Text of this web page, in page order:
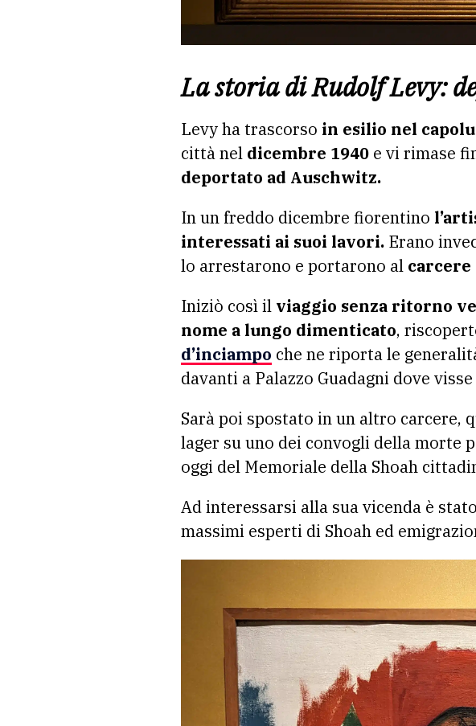
La storia di Rudolf Levy:
Levy ha trascorso in esilio nel
città nel dicembre 1940 e vi rimase
deportato ad Auschwitz.
In un freddo dicembre fiorentino
interessati ai suoi lavori. Erano
lo arrestarono e portarono al carcere
Iniziò così il viaggio senza ritorno
nome a lungo dimenticato,
d’inciampo che ne riporta le
davanti a Palazzo Guadagni dove
Sarà poi spostato in un altro carcere,
lager su uno dei convogli della morte
oggi del Memoriale della Shoah
Ad interessarsi alla sua vicenda è
massimi esperti di Shoah ed